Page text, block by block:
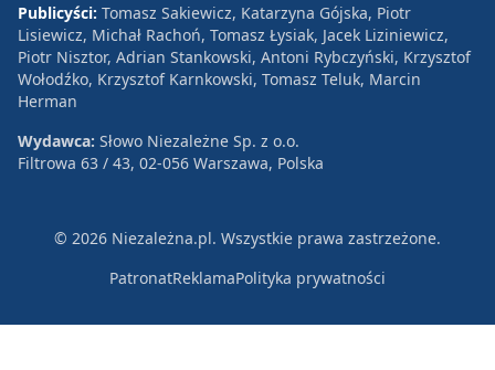
Publicyści: Tomasz Sakiewicz, Katarzyna Gójska, Piotr
Lisiewicz, Michał Rachoń, Tomasz Łysiak, Jacek Liziniewicz,
Piotr Nisztor, Adrian Stankowski, Antoni Rybczyński, Krzysztof
Wołodźko, Krzysztof Karnkowski, Tomasz Teluk, Marcin
Herman
Wydawca: Słowo Niezależne Sp. z o.o.
Filtrowa 63 / 43, 02-056 Warszawa, Polska
© 2026 Niezależna.pl. Wszystkie prawa zastrzeżone.
PatronatReklamaPolityka prywatności